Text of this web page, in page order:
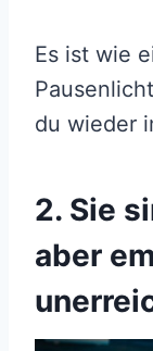
Es ist wie
du wieder
2. Sie
aber